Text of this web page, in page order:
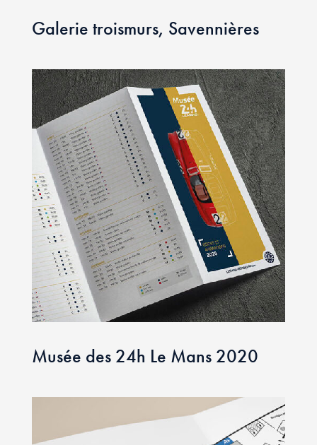
Galerie troismurs, Savennières
Musée des 24h Le Mans 2020